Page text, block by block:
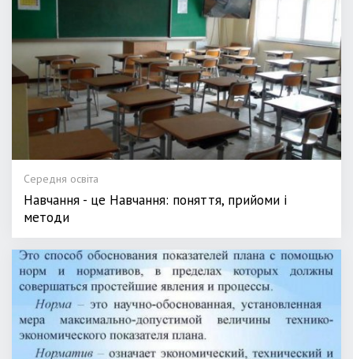
Середня освіта
Навчання - це Навчання: поняття, прийоми і
методи